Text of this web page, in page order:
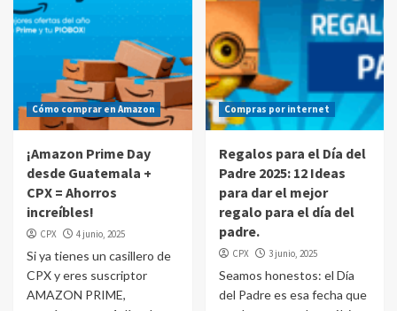
Cómo comprar en Amazon
¡Amazon Prime Day
desde Guatemala +
CPX = Ahorros
increíbles!
CPX 4 junio, 2025
Si ya tienes un casillero de
CPX y eres suscriptor
AMAZON PRIME,
Compras por internet
Regalos para el Día del
Padre 2025: 12 Ideas
para dar el mejor
regalo para el día del
padre.
CPX 3 junio, 2025
Seamos honestos: el Día
del Padre es esa fecha que